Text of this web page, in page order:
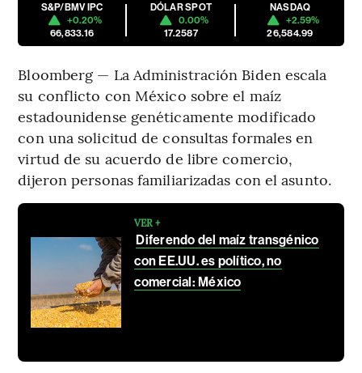
S&P/BMV IPC
+0.20%
66,833.16
DÓLAR SPOT
0.00%
17.2587
NASDAQ
+2.59%
26,584.99
Bloomberg — La Administración Biden escala
su conflicto con México sobre el maíz
estadounidense genéticamente modificado
con una solicitud de consultas formales en
virtud de su acuerdo de libre comercio,
dijeron personas familiarizadas con el asunto.
VER +
Diferendo del maíz transgénico
con EE.UU. es político, no
comercial: México